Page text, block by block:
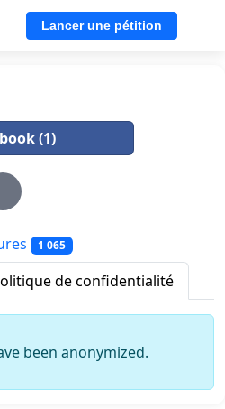
Lancer une pétition
(1)
1 065
de confidentialité
been anonymized.